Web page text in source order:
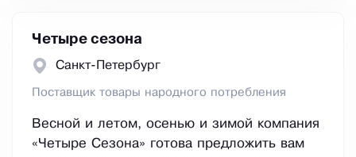
Четыре сезона
Санкт-Петербург
Поставщик товары народного потребления
Весной и летом, осенью и зимой компания
«Четыре Сезона» готова предложить вам